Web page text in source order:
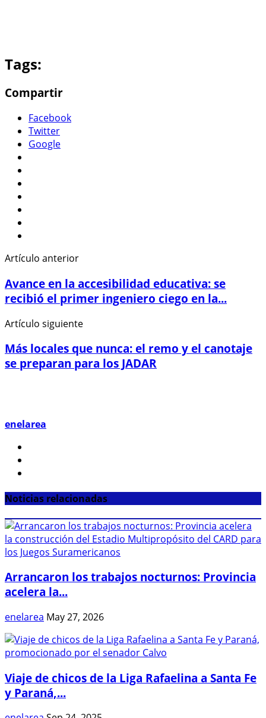
Tags:
Compartir
Facebook
Twitter
Google
Artículo anterior
Avance en la accesibilidad educativa: se
recibió el primer ingeniero ciego en la...
Artículo siguiente
Más locales que nunca: el remo y el canotaje
se preparan para los JADAR
enelarea
Noticias relacionadas
Arrancaron los trabajos nocturnos: Provincia
acelera la...
enelarea May 27, 2026
Viaje de chicos de la Liga Rafaelina a Santa Fe
y Paraná,...